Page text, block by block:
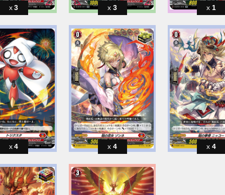
3 3 1
4 4 4